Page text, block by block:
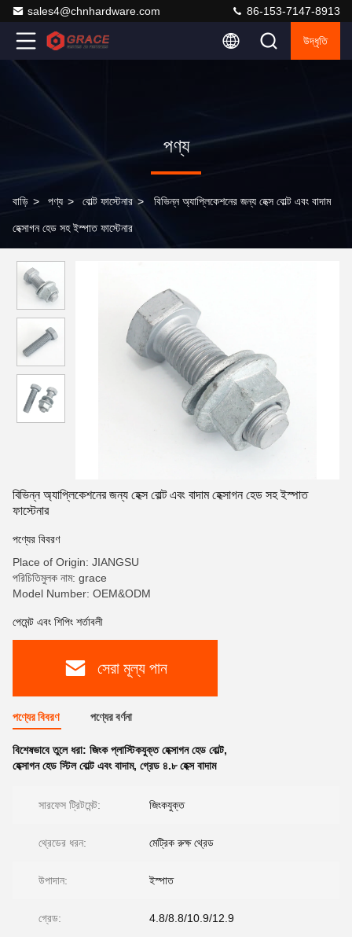
sales4@chnhardware.com 86-153-7147-8913
উদ্ধৃতি
পণ্য
বাড়ি > পণ্য > বোল্ট ফাস্টেনার > বিভিন্ন অ্যাপ্লিকেশনের জন্য হেক্স বোল্ট এবং বাদাম
হেক্সাগন হেড সহ ইস্পাত ফাস্টেনার
বিভিন্ন অ্যাপ্লিকেশনের জন্য হেক্স বোল্ট এবং বাদাম হেক্সাগন হেড সহ ইস্পাত
ফাস্টেনার
পণ্যের বিবরণ
Place of Origin: JIANGSU
পরিচিতিমুলক নাম: grace
Model Number: OEM&ODM
পেমেন্ট এবং শিপিং শর্তাবলী
সেরা মূল্য পান
পণ্যের বিবরণ পণ্যের বর্ণনা
বিশেষভাবে তুলে ধরা: জিংক প্লাস্টিকযুক্ত হেক্সাগন হেড বোল্ট,
হেক্সাগন হেড স্টিল বোল্ট এবং বাদাম, গ্রেড ৪.৮ হেক্স বাদাম
সারফেস ট্রিটমেন্ট: জিংকযুক্ত
থ্রেডের ধরন: মেট্রিক রুক্ষ থ্রেড
উপাদান: ইস্পাত
গ্রেড: 4.8/8.8/10.9/12.9